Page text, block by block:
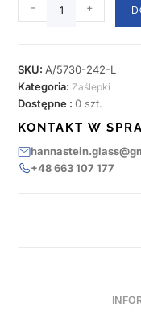
- +
SKU: A/5730-242-L
Kategoria: Zaślepki
Dostępne :0 szt.
KONTAKT W
+48 663 107 177